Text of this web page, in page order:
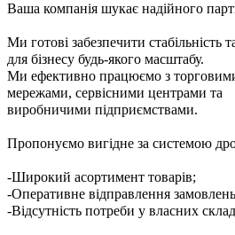
Ваша компанія шукає надійного
Ми готові забезпечити стабільність
для бізнесу будь-якого масштабу.
Ми ефективно працюємо з
мережами, сервісними центрами та
виробничими підприємствами.
Пропонуємо вигідне за системою
-Широкий асортимент товарів;
-Оперативне відправлення
-Відсутність потреби у власних